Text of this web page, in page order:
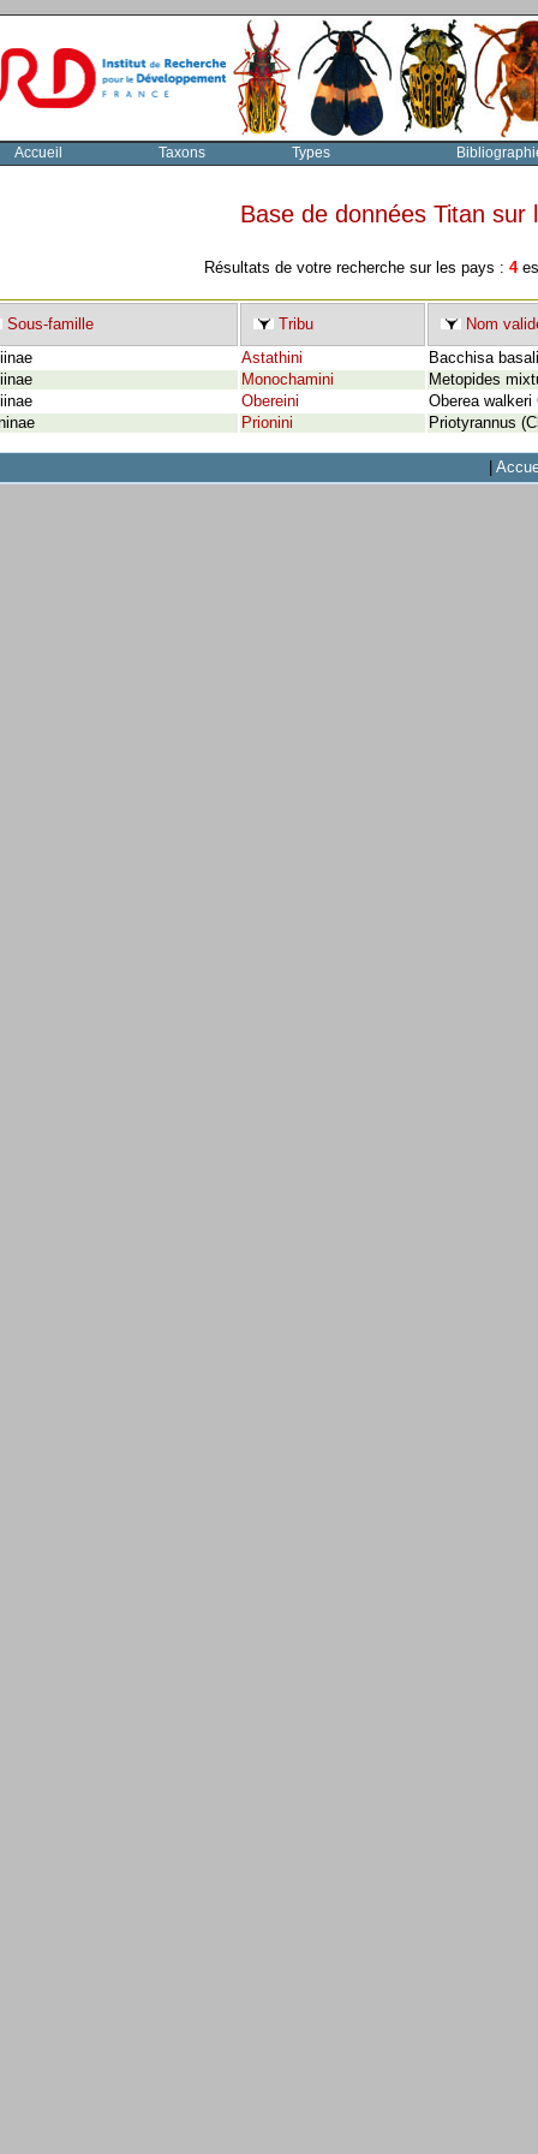
Accueil Taxons Types
Base de données Titan
Résultats de votre recherche sur les pays : 4
Sous-famille Tribu
Nom
Astathini
Bacchisa
Monochamini
Metopides
Obereini
Oberea walkeri
Prionini Priotyrannus